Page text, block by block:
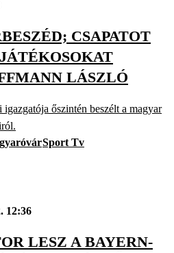
CSAPATOT
LÁSZLÓ
őszintén beszélt a magyar
Sport Tv
12:36
LESZ A BAYERN-